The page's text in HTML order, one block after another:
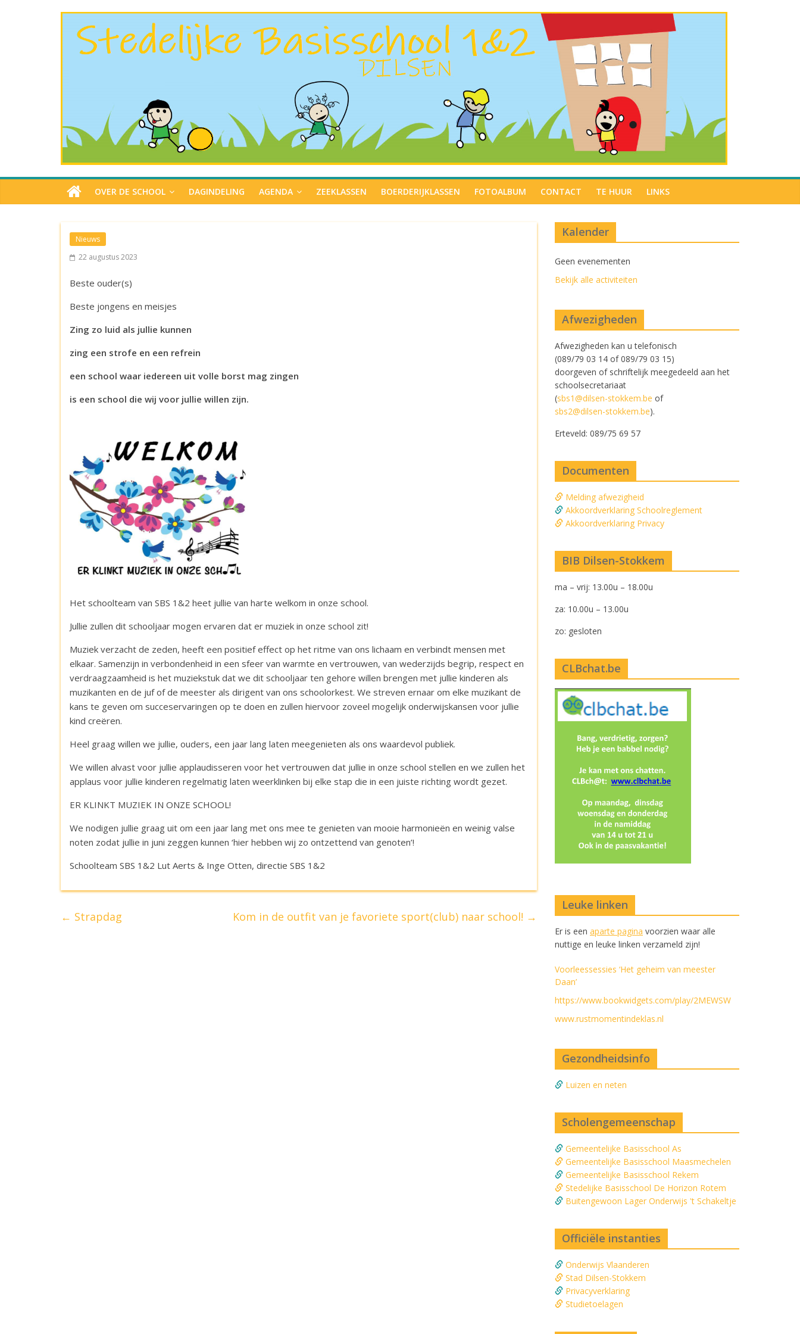
OVER DE SCHOOL DAGINDELING AGENDA ZEEKLASSEN BOERDERIJKLASSEN FOTOALBUM CONTACT TE HUUR LINKS
Nieuws
22 augustus 2023
Beste ouder(s)
Beste jongens en meisjes
Zing zo luid als jullie kunnen
zing een strofe en een refrein
een school waar iedereen uit volle borst mag zingen
is een school die wij voor jullie willen zijn.
Het schoolteam van SBS 1&2 heet jullie van harte welkom in onze school.
Jullie zullen dit schooljaar mogen ervaren dat er muziek in onze school zit!
Muziek verzacht de zeden, heeft een positief effect op het ritme van ons lichaam en verbindt mensen met
elkaar. Samenzijn in verbondenheid in een sfeer van warmte en vertrouwen, van wederzijds begrip, respect en
verdraagzaamheid is het muziekstuk dat we dit schooljaar ten gehore willen brengen met jullie kinderen als
muzikanten en de juf of de meester als dirigent van ons schoolorkest. We streven ernaar om elke muzikant de
kans te geven om succeservaringen op te doen en zullen hiervoor zoveel mogelijk onderwijskansen voor jullie
kind creëren.
Heel graag willen we jullie, ouders, een jaar lang laten meegenieten als ons waardevol publiek.
We willen alvast voor jullie applaudisseren voor het vertrouwen dat jullie in onze school stellen en we zullen het
applaus voor jullie kinderen regelmatig laten weerklinken bij elke stap die in een juiste richting wordt gezet.
ER KLINKT MUZIEK IN ONZE SCHOOL!
We nodigen jullie graag uit om een jaar lang met ons mee te genieten van mooie harmonieën en weinig valse
noten zodat jullie in juni zeggen kunnen ‘hier hebben wij zo ontzettend van genoten’!
Schoolteam SBS 1&2 Lut Aerts & Inge Otten, directie SBS 1&2
← Strapdag Kom in de outfit van je favoriete sport(club) naar school! →
Kalender
Geen evenementen
Bekijk alle activiteiten
Afwezigheden
Afwezigheden kan u telefonisch
(089/79 03 14 of 089/79 03 15)
doorgeven of schriftelijk meegedeeld aan het
schoolsecretariaat
(sbs1@dilsen-stokkem.be of
sbs2@dilsen-stokkem.be).
Erteveld: 089/75 69 57
Documenten
Melding afwezigheid
Akkoordverklaring Schoolreglement
Akkoordverklaring Privacy
BIB Dilsen-Stokkem
ma – vrij: 13.00u – 18.00u
za: 10.00u – 13.00u
zo: gesloten
CLBchat.be
Leuke linken
Er is een aparte pagina voorzien waar alle
nuttige en leuke linken verzameld zijn!
Voorleessessies ‘Het geheim van meester
Daan’
https://www.bookwidgets.com/play/2MEWSW
www.rustmomentindeklas.nl
Gezondheidsinfo
Luizen en neten
Scholengemeenschap
Gemeentelijke Basisschool As
Gemeentelijke Basisschool Maasmechelen
Gemeentelijke Basisschool Rekem
Stedelijke Basisschool De Horizon Rotem
Buitengewoon Lager Onderwijs 't Schakeltje
Officiële instanties
Onderwijs Vlaanderen
Stad Dilsen-Stokkem
Privacyverklaring
Studietoelagen